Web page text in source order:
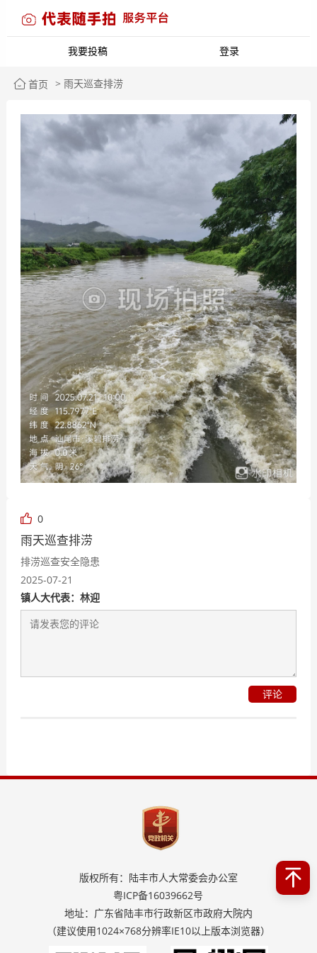
我要投稿 登录
首页 > 雨天巡查排涝
0
雨天巡查排涝
排涝巡查安全隐患
2025-07-21
镇人大代表：林迎
评论
版权所有：陆丰市人大常委会办公室
粤ICP备16039662号
地址：广东省陆丰市行政新区市政府大院内
（建议使用1024×768分辨率IE10以上版本浏览器）